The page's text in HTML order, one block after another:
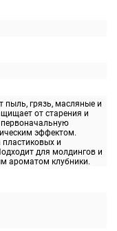
пыль, грязь, масляные и
от старения и
первоначальную
эффектом.
и
для молдингов и
ароматом клубники.